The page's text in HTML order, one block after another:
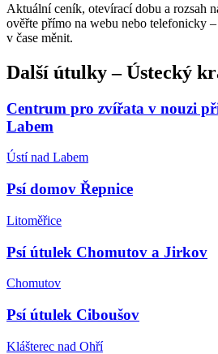
Aktuální ceník, otevírací dobu a rozsah
ověřte přímo na webu nebo telefonicky
v čase měnit.
Další útulky–Ústecký
Centrum pro zvířata v nouzi
Labem
Ústí nad Labem
Psí domov Řepnice
Litoměřice
Psí útulek Chomutov a Jirkov
Chomutov
Psí útulek Ciboušov
Klášterec nad Ohří